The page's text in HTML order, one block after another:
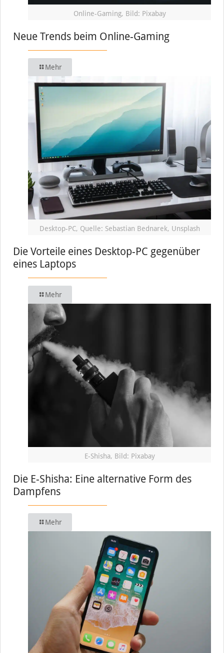
Online-Gaming, Bild: Pixabay
Neue Trends beim Online-Gaming
Mehr
Desktop-PC, Quelle: Sebastian Bednarek, Unsplash
Die Vorteile eines Desktop-PC gegenüber
eines Laptops
Mehr
E-Shisha, Bild: Pixabay
Die E-Shisha: Eine alternative Form des
Dampfens
Mehr